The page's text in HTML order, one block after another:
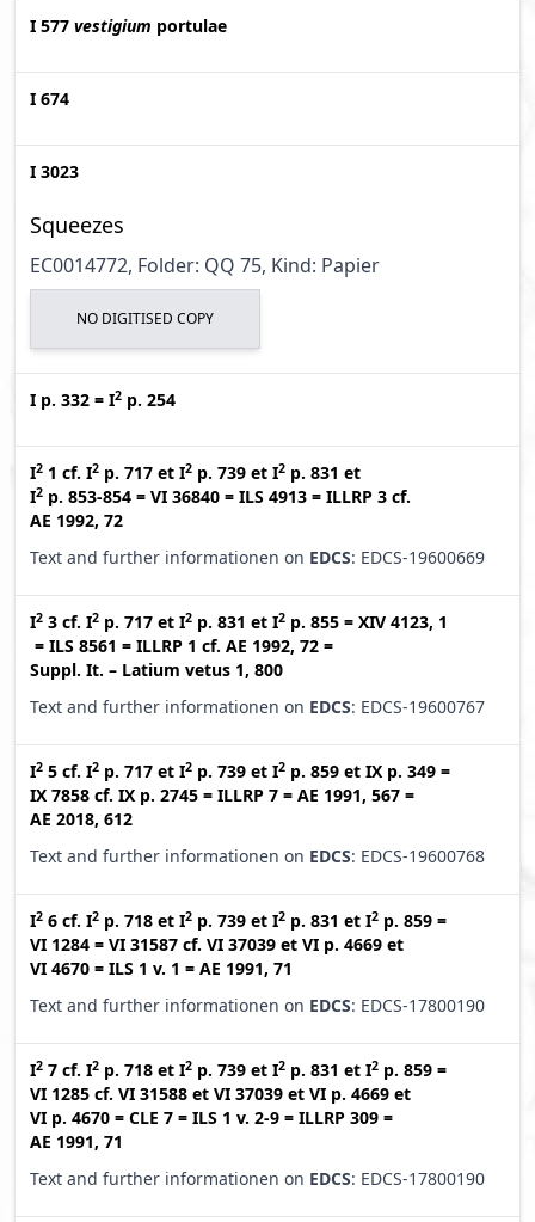
I 577 vestigium portulae
I 674
I 3023
Squeezes
EC0014772, Folder: QQ 75, Kind: Papier
NO DIGITISED COPY
I p. 332 = I2 p. 254
I2 1 cf. I2 p. 717 et I2 p. 739 et I2 p. 831 et
I2 p. 853-854 = VI 36840 = ILS 4913 = ILLRP 3 cf.
AE 1992, 72
Text and further informationen on EDCS: EDCS-19600669
I2 3 cf. I2 p. 717 et I2 p. 831 et I2 p. 855 = XIV 4123, 1
= ILS 8561 = ILLRP 1 cf. AE 1992, 72 =
Suppl. It. – Latium vetus 1, 800
Text and further informationen on EDCS: EDCS-19600767
I2 5 cf. I2 p. 717 et I2 p. 739 et I2 p. 859 et IX p. 349 =
IX 7858 cf. IX p. 2745 = ILLRP 7 = AE 1991, 567 =
AE 2018, 612
Text and further informationen on EDCS: EDCS-19600768
I2 6 cf. I2 p. 718 et I2 p. 739 et I2 p. 831 et I2 p. 859 =
VI 1284 = VI 31587 cf. VI 37039 et VI p. 4669 et
VI 4670 = ILS 1 v. 1 = AE 1991, 71
Text and further informationen on EDCS: EDCS-17800190
I2 7 cf. I2 p. 718 et I2 p. 739 et I2 p. 831 et I2 p. 859 =
VI 1285 cf. VI 31588 et VI 37039 et VI p. 4669 et
VI p. 4670 = CLE 7 = ILS 1 v. 2-9 = ILLRP 309 =
AE 1991, 71
Text and further informationen on EDCS: EDCS-17800190